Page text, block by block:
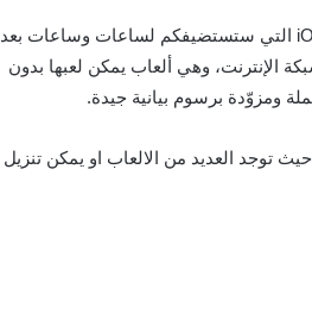
في هذه المقالة مجموعة من الألعاب للهواتف الذكية، وخاصة أندرويد، وقد تجدونها على iOS التي ستستضيفكم لساعات وساعات بعد
الإنترنت، وهي ألعاب يمكن لعبها بدون
ومزوّدة برسوم بيانية جيدة.
حيث توجد العديد من الالعاب او يمكن تنزيل